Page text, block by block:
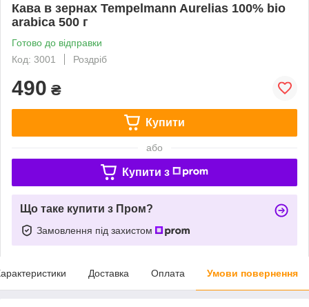
Кава в зернах Tempelmann Aurelias 100% bio
arabica 500 г
Готово до відправки
Код: 3001
Роздріб
490 ₴
Купити
або
Купити з
Що таке купити з Пром?
Замовлення під захистом
Доставка Оплата Умови повернення